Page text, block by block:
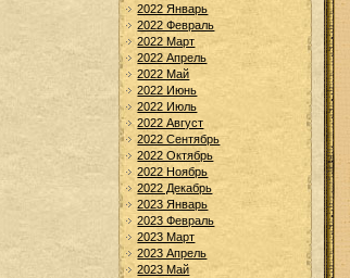
2022 Январь
2022 Февраль
2022 Март
2022 Апрель
2022 Май
2022 Июнь
2022 Июль
2022 Август
2022 Сентябрь
2022 Октябрь
2022 Ноябрь
2022 Декабрь
2023 Январь
2023 Февраль
2023 Март
2023 Апрель
2023 Май